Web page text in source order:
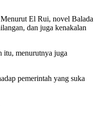
El Rui, novel Balada
dan juga kenakalan
itu, menurutnya juga
pemerintah yang suka